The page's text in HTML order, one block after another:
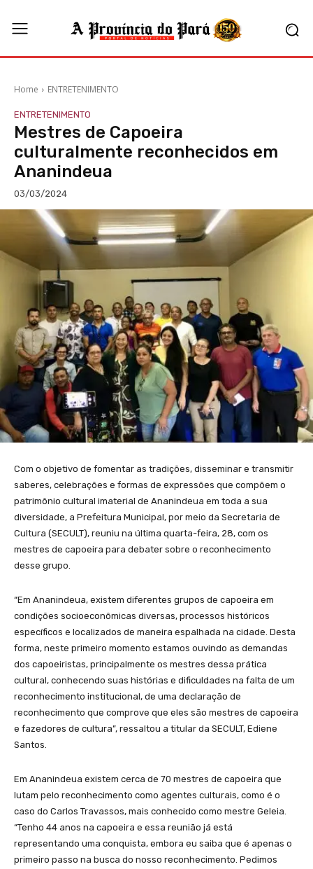
Home ENTRETENIMENTO
ENTRETENIMENTO
Mestres de Capoeira
culturalmente reconhecidos em
Ananindeua
03/03/2024
Com o objetivo de fomentar as tradições, disseminar e transmitir
saberes, celebrações e formas de expressões que compõem o
patrimônio cultural imaterial de Ananindeua em toda a sua
diversidade, a Prefeitura Municipal, por meio da Secretaria de
Cultura (SECULT), reuniu na última quarta-feira, 28, com os
mestres de capoeira para debater sobre o reconhecimento
desse grupo.
“Em Ananindeua, existem diferentes grupos de capoeira em
condições socioeconômicas diversas, processos históricos
específicos e localizados de maneira espalhada na cidade. Desta
forma, neste primeiro momento estamos ouvindo as demandas
dos capoeiristas, principalmente os mestres dessa prática
cultural, conhecendo suas histórias e dificuldades na falta de um
reconhecimento institucional, de uma declaração de
reconhecimento que comprove que eles são mestres de capoeira
e fazedores de cultura”, ressaltou a titular da SECULT, Ediene
Santos.
Em Ananindeua existem cerca de 70 mestres de capoeira que
lutam pelo reconhecimento como agentes culturais, como é o
caso do Carlos Travassos, mais conhecido como mestre Geleia.
“Tenho 44 anos na capoeira e essa reunião já está
representando uma conquista, embora eu saiba que é apenas o
primeiro passo na busca do nosso reconhecimento. Pedimos